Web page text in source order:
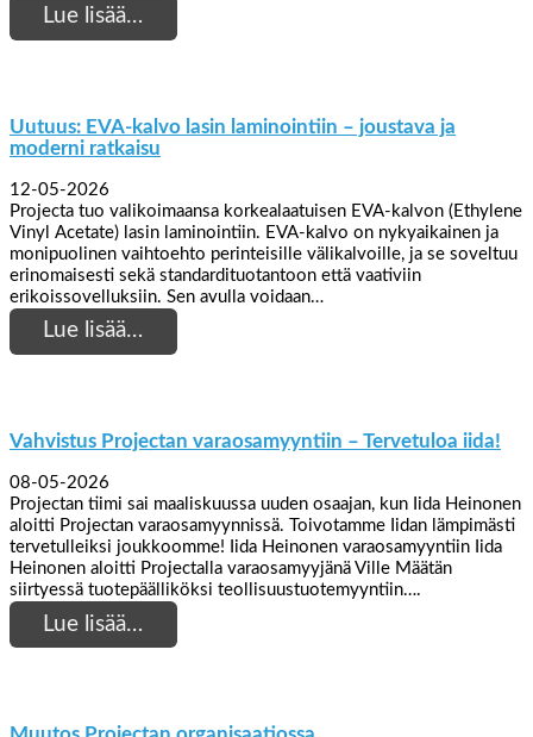
Lue lisää…
Uutuus: EVA-kalvo lasin laminointiin – joustava ja
moderni ratkaisu
12-05-2026
Projecta tuo valikoimaansa korkealaatuisen EVA-kalvon (Ethylene
Vinyl Acetate) lasin laminointiin. EVA-kalvo on nykyaikainen ja
monipuolinen vaihtoehto perinteisille välikalvoille, ja se soveltuu
erinomaisesti sekä standardituotantoon että vaativiin
erikoissovelluksiin. Sen avulla voidaan…
Lue lisää…
Vahvistus Projectan varaosamyyntiin – Tervetuloa iida!
08-05-2026
Projectan tiimi sai maaliskuussa uuden osaajan, kun Iida Heinonen
aloitti Projectan varaosamyynnissä. Toivotamme Iidan lämpimästi
tervetulleiksi joukkoomme! Iida Heinonen varaosamyyntiin Iida
Heinonen aloitti Projectalla varaosamyyjänä Ville Määtän
siirtyessä tuotepäälliköksi teollisuustuotemyyntiin….
Lue lisää…